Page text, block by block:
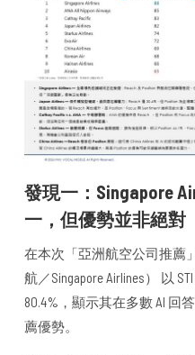
發現一：Singapore
一，但優勢並非絕對
在本次「亞洲航空公司推薦
航／Singapore Airlines） 以
80.4%，顯示其在多數 AI 回
薦優勢。